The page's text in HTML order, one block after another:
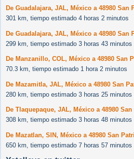
De Guadalajara, JAL, México a 48980
301 km, tiempo estimado 4 horas 2 minutos
De Guadalajara, JAL, México a 48980 San
299 km, tiempo estimado 3 horas 43 minutos
De Manzanillo, COL, México a 48980 San
70.3 km, tiempo estimado 1 hora 2 minutos
De Mazamitla, JAL, México a 48980 San
280 km, tiempo estimado 3 horas 25 minutos
De Tlaquepaque, JAL, México a 48980
308 km, tiempo estimado 3 horas 48 minutos
De Mazatlan, SIN, México a 48980 San
650 km, tiempo estimado 7 horas 57 minutos